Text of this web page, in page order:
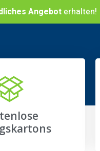
Angebot erhalten!